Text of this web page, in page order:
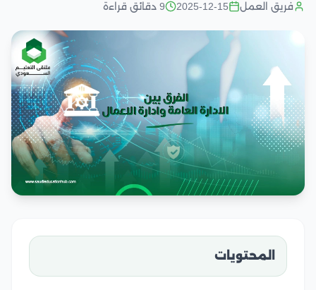
فريق العمل 2025-12-15 9 دقائق قراءة
المحتويات